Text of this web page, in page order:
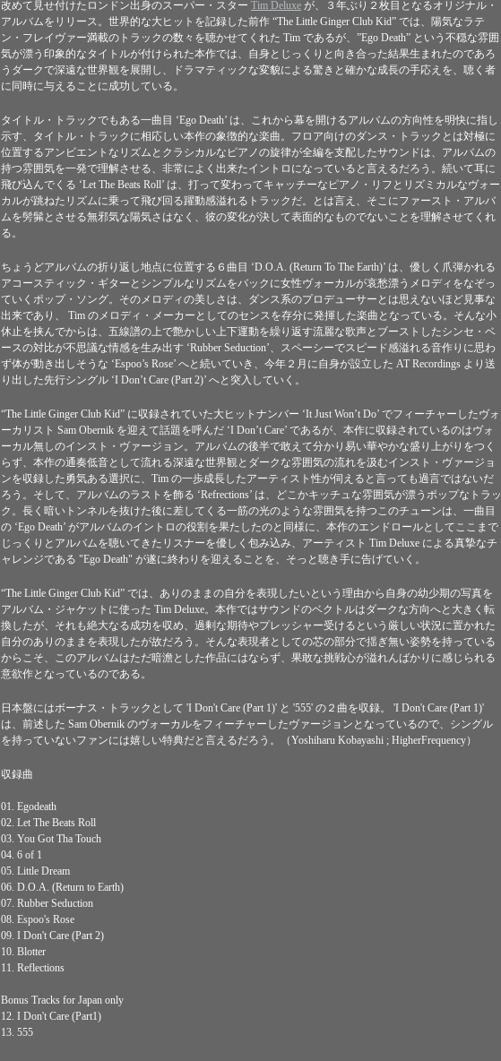
改めて見せ付けたロンドン出身のスーパー・スター Tim Deluxe が、３年ぶり２枚目となるオリジナル・
アルバムをリリース。世界的な大ヒットを記録した前作 “The Little Ginger Club Kid” では、陽気なラテ
ン・フレイヴァー満載のトラックの数々を聴かせてくれた Tim であるが、”Ego Death” という不穏な雰囲
気が漂う印象的なタイトルが付けられた本作では、自身とじっくりと向き合った結果生まれたのであろ
うダークで深遠な世界観を展開し、ドラマティックな変貌による驚きと確かな成長の手応えを、聴く者
に同時に与えることに成功している。
タイトル・トラックでもある一曲目 ‘Ego Death’ は、これから幕を開けるアルバムの方向性を明快に指し
示す、タイトル・トラックに相応しい本作の象徴的な楽曲。フロア向けのダンス・トラックとは対極に
位置するアンビエントなリズムとクラシカルなピアノの旋律が全編を支配したサウンドは、アルバムの
持つ雰囲気を一発で理解させる、非常によく出来たイントロになっていると言えるだろう。続いて耳に
飛び込んでくる ‘Let The Beats Roll’ は、打って変わってキャッチーなピアノ・リフとリズミカルなヴォー
カルが跳ねたリズムに乗って飛び回る躍動感溢れるトラックだ。とは言え、そこにファースト・アルバ
ムを髣髴とさせる無邪気な陽気さはなく、彼の変化が決して表面的なものでないことを理解させてくれ
る。
ちょうどアルバムの折り返し地点に位置する６曲目 ‘D.O.A. (Return To The Earth)’ は、優しく爪弾かれる
アコースティック・ギターとシンプルなリズムをバックに女性ヴォーカルが哀愁漂うメロディをなぞっ
ていくポップ・ソング。そのメロディの美しさは、ダンス系のプロデューサーとは思えないほど見事な
出来であり、 Tim のメロディ・メーカーとしてのセンスを存分に発揮した楽曲となっている。そんな小
休止を挟んでからは、五線譜の上で艶かしい上下運動を繰り返す流麗な歌声とブーストしたシンセ・ベ
ースの対比が不思議な情感を生み出す ‘Rubber Seduction’、スペーシーでスピード感溢れる音作りに思わ
ず体が動き出しそうな ‘Espoo’s Rose’ へと続いていき、今年２月に自身が設立した AT Recordings より送
り出した先行シングル ‘I Don’t Care (Part 2)’ へと突入していく。
“The Little Ginger Club Kid” に収録されていた大ヒットナンバー ‘It Just Won’t Do’ でフィーチャーしたヴォ
ーカリスト Sam Obernik を迎えて話題を呼んだ ‘I Don’t Care’ であるが、本作に収録されているのはヴォ
ーカル無しのインスト・ヴァージョン。アルバムの後半で敢えて分かり易い華やかな盛り上がりをつく
らず、本作の通奏低音として流れる深遠な世界観とダークな雰囲気の流れを汲むインスト・ヴァージョ
ンを収録した勇気ある選択に、Tim の一歩成長したアーティスト性が伺えると言っても過言ではないだ
ろう。そして、アルバムのラストを飾る ‘Refrections’ は、どこかキッチュな雰囲気が漂うポップなトラッ
ク。長く暗いトンネルを抜けた後に差してくる一筋の光のような雰囲気を持つこのチューンは、一曲目
の ‘Ego Death’ がアルバムのイントロの役割を果たしたのと同様に、本作のエンドロールとしてここまで
じっくりとアルバムを聴いてきたリスナーを優しく包み込み、アーティスト Tim Deluxe による真摯なチ
ャレンジである "Ego Death" が遂に終わりを迎えることを、そっと聴き手に告げていく。
“The Little Ginger Club Kid” では、ありのままの自分を表現したいという理由から自身の幼少期の写真を
アルバム・ジャケットに使った Tim Deluxe。本作ではサウンドのベクトルはダークな方向へと大きく転
換したが、それも絶大なる成功を収め、過剰な期待やプレッシャー受けるという厳しい状況に置かれた
自分のありのままを表現したが故だろう。そんな表現者としての芯の部分で揺ぎ無い姿勢を持っている
からこそ、このアルバムはただ暗澹とした作品にはならず、果敢な挑戦心が溢れんばかりに感じられる
意欲作となっているのである。
日本盤にはボーナス・トラックとして 'I Don't Care (Part 1)' と '555' の２曲を収録。 'I Don't Care (Part 1)'
は、前述した Sam Obernik のヴォーカルをフィーチャーしたヴァージョンとなっているので、シングル
を持っていないファンには嬉しい特典だと言えるだろう。（Yoshiharu Kobayashi ; HigherFrequency）
収録曲
01. Egodeath
02. Let The Beats Roll
03. You Got Tha Touch
04. 6 of 1
05. Little Dream
06. D.O.A. (Return to Earth)
07. Rubber Seduction
08. Espoo's Rose
09. I Don't Care (Part 2)
10. Blotter
11. Reflections
Bonus Tracks for Japan only
12. I Don't Care (Part1)
13. 555